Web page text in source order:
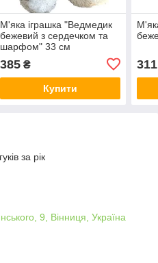
М'яка іграшка "Ведмедик
бежевий з сердечком та
шарфом" 33 см
385₴
Купити
311
за рік
9, Вінниця, Україна